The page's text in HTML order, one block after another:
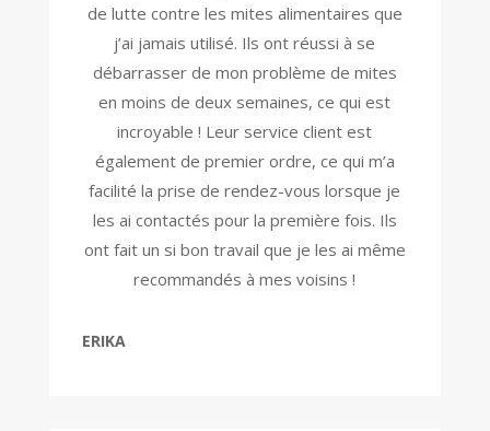
de lutte contre les mites alimentaires que
j’ai jamais utilisé. Ils ont réussi à se
débarrasser de mon problème de mites
en moins de deux semaines, ce qui est
incroyable ! Leur service client est
également de premier ordre, ce qui m’a
facilité la prise de rendez-vous lorsque je
les ai contactés pour la première fois. Ils
ont fait un si bon travail que je les ai même
recommandés à mes voisins !
ERIKA